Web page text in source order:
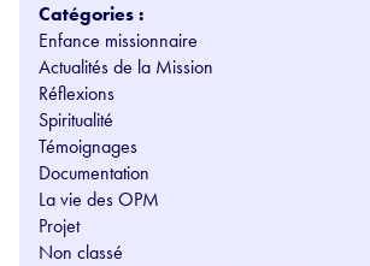
Catégories :
Enfance missionnaire
Actualités de la Mission
Réflexions
Spiritualité
Témoignages
Documentation
La vie des OPM
Projet
Non classé